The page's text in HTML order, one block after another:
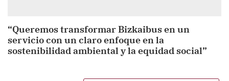
“Queremos transformar Bizkaibus en un
servicio con un claro enfoque en la
sostenibilidad ambiental y la equidad social”